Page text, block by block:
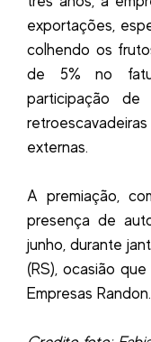
exportações,
colhendo os
de 5% no
participação de
externas.
A premiação,
presença de
junho, durante
(RS), ocasião
Empresas Randon.